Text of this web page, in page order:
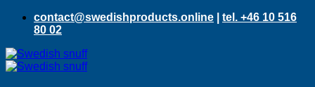
contact@swedishproducts.online
tel. +46 10 516
80 02